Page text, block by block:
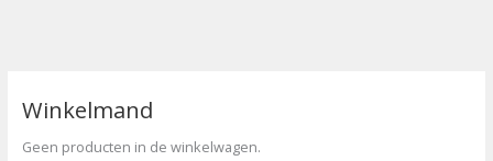
Winkelmand
Geen producten in de winkelwagen.